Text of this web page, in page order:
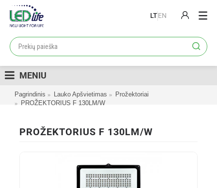
LTEN
PRODUKTAI
LOJALUMO PROGRAMA
KATALOGAI
MENIU
Pagrindinis Lauko Apšvietimas
Prožektoriai
PROŽEKTORIUS F 130LM/W
PROŽEKTORIUS F 130LM/W